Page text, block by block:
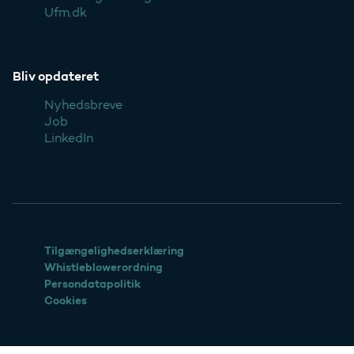
Ufm.dk
Bliv opdateret
Nyhedsbreve
Job
LinkedIn
Tilgængelighedserklæring
Whistleblowerordning
Persondatapolitik
Cookies